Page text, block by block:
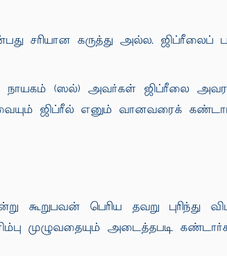
கருத்து அல்ல. ஜிப்ரீலைப்
(ஸல்) அவர்கள் ஜிப்ரீலை
ஜிப்ரீல் எனும் வானவரைக்
பெரிய தவறு
முழுவதையும் அடைத்தபடி